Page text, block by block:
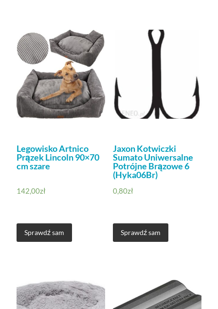
Legowisko Artnico
Prązek Lincoln 90×70
cm szare
142,00zł
Sprawdź sam
Jaxon Kotwiczki
Sumato Uniwersalne
Potrójne Brązowe 6
(Hyka06Br)
0,80zł
Sprawdź sam